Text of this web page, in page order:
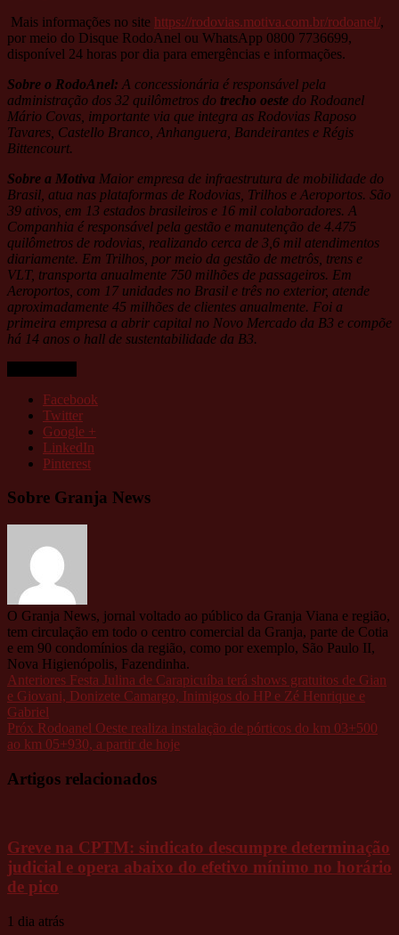
Mais informações no site https://rodovias.motiva.com.br/rodoanel/,
por meio do Disque RodoAnel ou WhatsApp 0800 7736699,
disponível 24 horas por dia para emergências e informações.
Sobre o RodoAnel: A concessionária é responsável pela
administração dos 32 quilômetros do trecho oeste do Rodoanel
Mário Covas, importante via que integra as Rodovias Raposo
Tavares, Castello Branco, Anhanguera, Bandeirantes e Régis
Bittencourt.
Sobre a Motiva Maior empresa de infraestrutura de mobilidade do
Brasil, atua nas plataformas de Rodovias, Trilhos e Aeroportos. São
39 ativos, em 13 estados brasileiros e 16 mil colaboradores. A
Companhia é responsável pela gestão e manutenção de 4.475
quilômetros de rodovias, realizando cerca de 3,6 mil atendimentos
diariamente. Em Trilhos, por meio da gestão de metrôs, trens e
VLT, transporta anualmente 750 milhões de passageiros. Em
Aeroportos, com 17 unidades no Brasil e três no exterior, atende
aproximadamente 45 milhões de clientes anualmente. Foi a
primeira empresa a abrir capital no Novo Mercado da B3 e compõe
há 14 anos o hall de sustentabilidade da B3.
Facebook
Twitter
Google +
LinkedIn
Pinterest
Sobre Granja News
O Granja News, jornal voltado ao público da Granja Viana e região,
tem circulação em todo o centro comercial da Granja, parte de Cotia
e em 90 condomínios da região, como por exemplo, São Paulo II,
Nova Higienópolis, Fazendinha.
Anteriores Festa Julina de Carapicuíba terá shows gratuitos de Gian
e Giovani, Donizete Camargo, Inimigos do HP e Zé Henrique e
Gabriel
Próx Rodoanel Oeste realiza instalação de pórticos do km 03+500
ao km 05+930, a partir de hoje
Artigos relacionados
Greve na CPTM: sindicato descumpre determinação
judicial e opera abaixo do efetivo mínimo no horário
de pico
1 dia atrás